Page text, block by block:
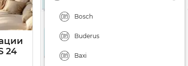
Bosch
Buderus
Baxi
24